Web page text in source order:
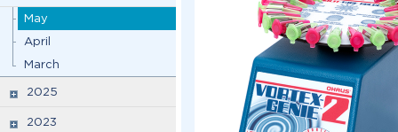
May
April
March
2025
2023